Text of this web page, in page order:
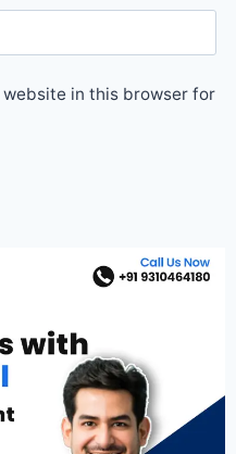
website in this browser for